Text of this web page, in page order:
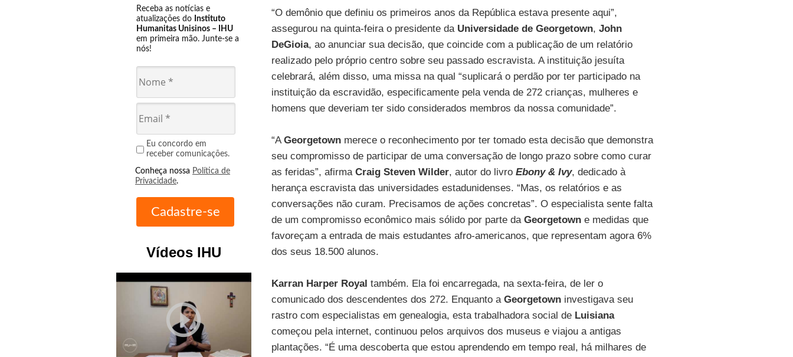
Receba as notícias e
atualizações do Instituto
Humanitas Unisinos – IHU
em primeira mão. Junte-se a
nós!
Eu concordo em
receber comunicações.
Conheça nossa Política de
Privacidade.
Vídeos IHU
play_circle_outline
“O demônio que definiu os primeiros anos da República estava presente aqui”,
assegurou na quinta-feira o presidente da Universidade de Georgetown, John
DeGioia, ao anunciar sua decisão, que coincide com a publicação de um relatório
realizado pelo próprio centro sobre seu passado escravista. A instituição jesuíta
celebrará, além disso, uma missa na qual “suplicará o perdão por ter participado na
instituição da escravidão, especificamente pela venda de 272 crianças, mulheres e
homens que deveriam ter sido considerados membros da nossa comunidade”.
“AGeorgetownmerece o reconhecimento por ter tomado esta decisão que demonstra
seu compromisso de participar de uma conversação de longo prazo sobre como curar
as feridas”, afirma Craig Steven Wilder, autor do livro Ebony & Ivy, dedicado à
herança escravista das universidades estadunidenses. “Mas, os relatórios e as
conversações não curam. Precisamos de ações concretas”. O especialista sente falta
de um compromisso econômico mais sólido por parte da Georgetowne medidas que
favoreçam a entrada de mais estudantes afro-americanos, que representam agora 6%
dos seus 18.500 alunos.
Karran Harper Royal também. Ela foi encarregada, na sexta-feira, de ler o
comunicado dos descendentes dos 272. Enquanto a Georgetowninvestigava seu
rastro com especialistas em genealogia, esta trabalhadora social de Luisiana
começou pela internet, continuou pelos arquivos dos museus e viajou a antigas
plantações. “É uma descoberta que estou aprendendo em tempo real, há milhares de